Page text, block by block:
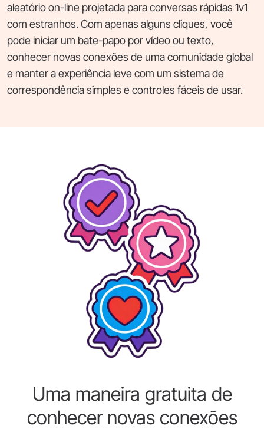
aleatório on-line projetada para conversas rápidas 1v1
com estranhos. Com apenas alguns cliques, você
pode iniciar um bate-papo por vídeo ou texto,
conhecer novas conexões de uma comunidade global
e manter a experiência leve com um sistema de
correspondência simples e controles fáceis de usar.
Uma maneira gratuita de
conhecer novas conexões